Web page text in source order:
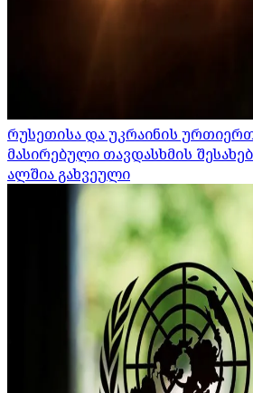
რუსეთისა და უკრაინის
მასირებული თავდასხმის
ალშია გახვეული